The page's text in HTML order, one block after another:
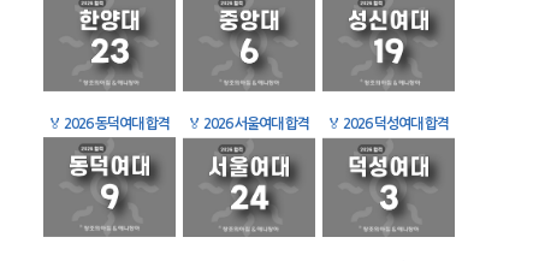
🏅 2026 동덕여대 합격 🏅 2026 서울여대 합격 🏅 2026 덕성여대 합격